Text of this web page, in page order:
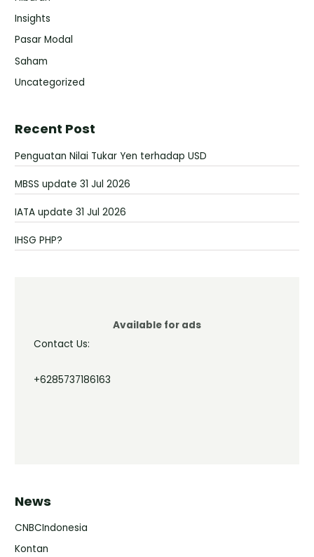
Insights
Pasar Modal
Saham
Uncategorized
Recent Post
Penguatan Nilai Tukar Yen terhadap USD
MBSS update 31 Jul 2026
IATA update 31 Jul 2026
IHSG PHP?
Available for ads
Contact Us:
+6285737186163
News
CNBCIndonesia
Kontan